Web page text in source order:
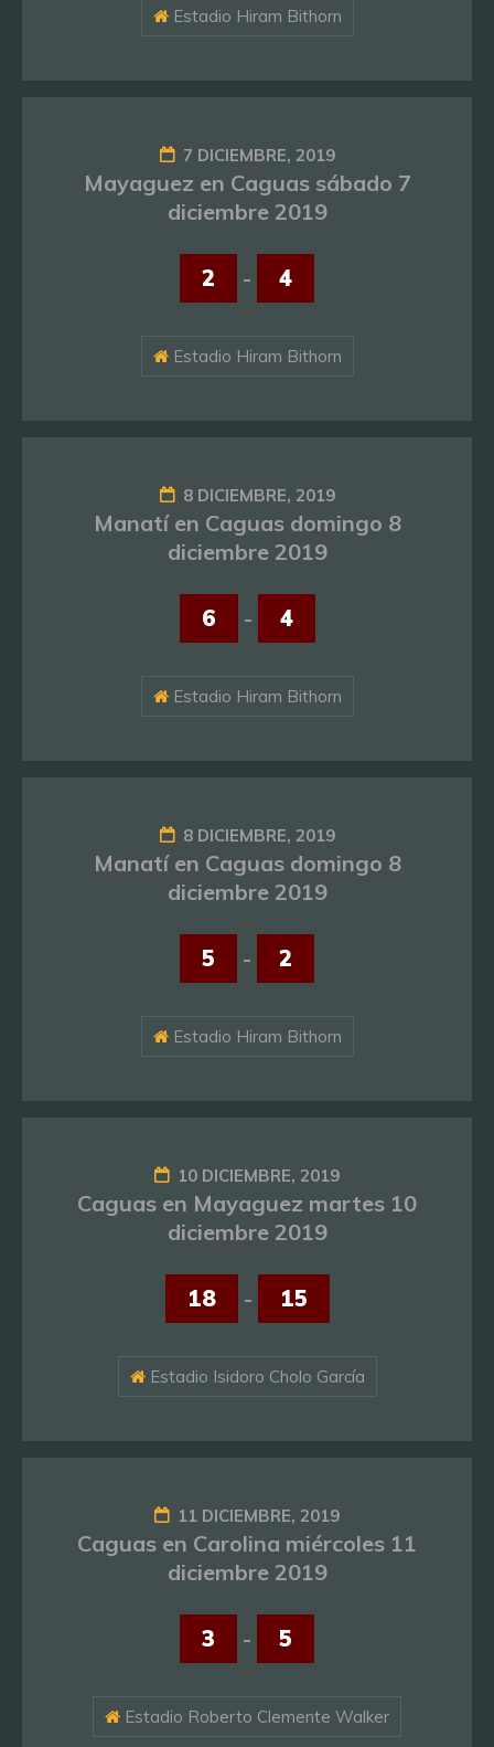
Estadio Hiram Bithorn
7 DICIEMBRE, 2019
Mayaguez en Caguas sábado 7
diciembre 2019
2 - 4
Estadio Hiram Bithorn
8 DICIEMBRE, 2019
Manatí en Caguas domingo 8
diciembre 2019
6 - 4
Estadio Hiram Bithorn
8 DICIEMBRE, 2019
Manatí en Caguas domingo 8
diciembre 2019
5 - 2
Estadio Hiram Bithorn
10 DICIEMBRE, 2019
Caguas en Mayaguez martes 10
diciembre 2019
18 - 15
Estadio Isidoro Cholo García
11 DICIEMBRE, 2019
Caguas en Carolina miércoles 11
diciembre 2019
3 - 5
Estadio Roberto Clemente Walker